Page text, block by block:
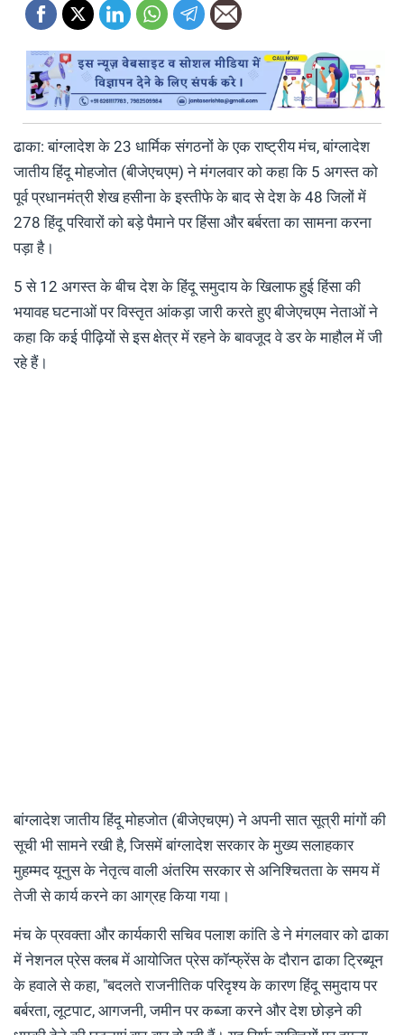
ढाका: बांग्लादेश के 23 धार्मिक संगठनों के एक राष्ट्रीय मंच, बांग्लादेश
जातीय हिंदू मोहजोत (बीजेएचएम) ने मंगलवार को कहा कि 5 अगस्त को
पूर्व प्रधानमंत्री शेख हसीना के इस्तीफे के बाद से देश के 48 जिलों में
278 हिंदू परिवारों को बड़े पैमाने पर हिंसा और बर्बरता का सामना करना
पड़ा है।
5 से 12 अगस्त के बीच देश के हिंदू समुदाय के खिलाफ हुई हिंसा की
भयावह घटनाओं पर विस्तृत आंकड़ा जारी करते हुए बीजेएचएम नेताओं ने
कहा कि कई पीढ़ियों से इस क्षेत्र में रहने के बावजूद वे डर के माहौल में जी
रहे हैं।
बांग्लादेश जातीय हिंदू मोहजोत (बीजेएचएम) ने अपनी सात सूत्री मांगों की
सूची भी सामने रखी है, जिसमें बांग्लादेश सरकार के मुख्य सलाहकार
मुहम्मद यूनुस के नेतृत्व वाली अंतरिम सरकार से अनिश्चितता के समय में
तेजी से कार्य करने का आग्रह किया गया।
मंच के प्रवक्ता और कार्यकारी सचिव पलाश कांति डे ने मंगलवार को ढाका
में नेशनल प्रेस क्लब में आयोजित प्रेस कॉन्फ्रेंस के दौरान ढाका ट्रिब्यून
के हवाले से कहा, "बदलते राजनीतिक परिदृश्य के कारण हिंदू समुदाय पर
बर्बरता, लूटपाट, आगजनी, जमीन पर कब्जा करने और देश छोड़ने की